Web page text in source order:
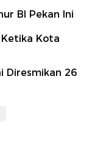
BI Pekan Ini
Kota
Diresmikan 26